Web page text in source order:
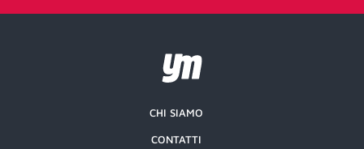
CHI SIAMO
CONTATTI